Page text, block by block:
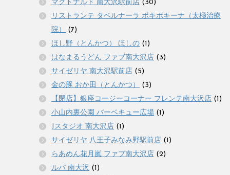
マクドナルド 南大沢駅前店 (30)
リストランテ タベルナーラ ボキボキーナ（太極治療
院）
(7)
ほし野（とんかつ） ほしの (1)
はなまるうどん ファブ南大沢店 (3)
サイゼリヤ 南大沢駅前店 (5)
金の豚 おか田（とんかつ）
(3)
【閉店】銀座コージーコーナー フレンテ南大沢店 (1)
小山内裏公園 バーベキュー広場 (1)
Jスタジオ 南大沢店 (1)
サイゼリヤ 八王子みなみ野駅前店 (1)
らあめん花月嵐 ファブ南大沢店 (2)
ルパ 南大沢 (1)